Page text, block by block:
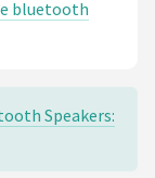
bluetooth
Speakers: